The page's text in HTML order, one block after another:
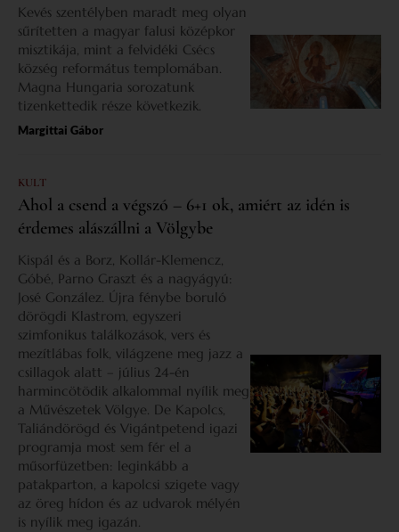
Kevés szentélyben maradt meg olyan
sűrítetten a magyar falusi középkor
misztikája, mint a felvidéki Csécs
község református templomában.
Magna Hungaria sorozatunk
tizenkettedik része következik.
Margittai Gábor
KULT
Ahol a csend a végszó – 6+1 ok, amiért az idén is
érdemes alászállni a Völgybe
Kispál és a Borz, Kollár-Klemencz,
Góbé, Parno Graszt és a nagyágyú:
José González. Újra fénybe boruló
dörögdi Klastrom, egyszeri
szimfonikus találkozások, vers és
mezítlábas folk, világzene meg jazz a
csillagok alatt – július 24-én
harmincötödik alkalommal nyílik meg
a Művészetek Völgye. De Kapolcs,
Taliándörögd és Vigántpetend igazi
programja most sem fér el a
műsorfüzetben: leginkább a
patakparton, a kapolcsi szigete vagy
az öreg hídon és az udvarok mélyén
is nyílik meg igazán.